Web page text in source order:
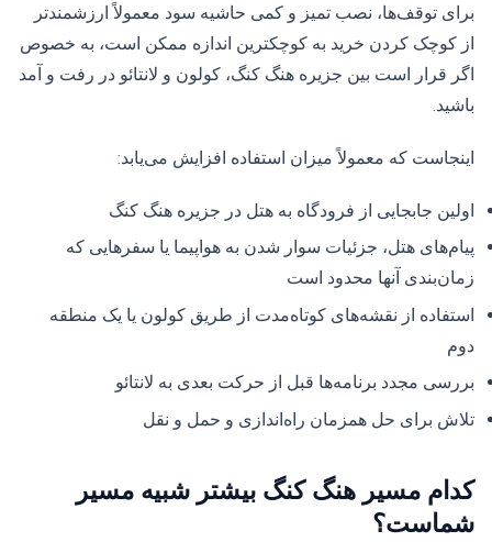
برای توقف‌ها، نصب تمیز و کمی حاشیه سود معمولاً ارزشمندتر
از کوچک کردن خرید به کوچکترین اندازه ممکن است، به خصوص
اگر قرار است بین جزیره هنگ کنگ، کولون و لانتائو در رفت و آمد
باشید.
اینجاست که معمولاً میزان استفاده افزایش می‌یابد:
اولین جابجایی از فرودگاه به هتل در جزیره هنگ کنگ
پیام‌های هتل، جزئیات سوار شدن به هواپیما یا سفرهایی که
زمان‌بندی آنها محدود است
استفاده از نقشه‌های کوتاه‌مدت از طریق کولون یا یک منطقه
دوم
بررسی مجدد برنامه‌ها قبل از حرکت بعدی به لانتائو
تلاش برای حل همزمان راه‌اندازی و حمل و نقل
کدام مسیر هنگ کنگ بیشتر شبیه مسیر
شماست؟